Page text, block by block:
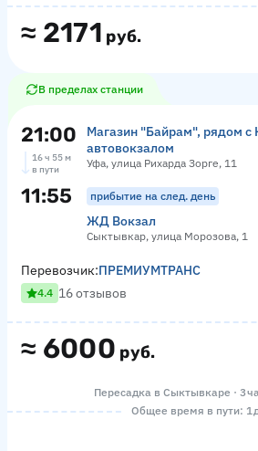
≈ 2171 руб.
В пределах станции
21:00
Магазин "Байрам", рядом
автовокзалом
Уфа, улица Рихарда Зорге, 11
16 ч 55 м
в пути
11:55 прибытие на след. день
ЖД Вокзал
Сыктывкар, улица Морозова, 1
≈ 6000 руб.
Перевозчик:ПРЕМИУМТРАНС
4.4 16 отзывов
Пересадка в Сыктывкаре · 3
Общее время в пути: 1